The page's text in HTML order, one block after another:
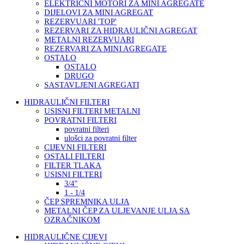
ELEKTRIČNI MOTORI ZA MINI AGREGATE
DIJELOVI ZA MINI AGREGAT
REZERVUARI 'TOP'
REZERVARI ZA HIDRAULIČNI AGREGAT
METALNI REZERVUARI
REZERVARI ZA MINI AGREGATE
OSTALO
OSTALO
DRUGO
SASTAVLJENI AGREGATI
HIDRAULIČNI FILTERI
USISNI FILTERI METALNI
POVRATNI FILTERI
povratni filteri
ulošci za povratni filter
CIJEVNI FILTERI
OSTALI FILTERI
FILTER TLAKA
USISNI FILTERI
3/4"
1 - 1/4
ČEP SPREMNIKA ULJA
METALNI ČEP ZA ULJEVANJE ULJA SA
OZRAČNIKOM
HIDRAULIČNE CIJEVI